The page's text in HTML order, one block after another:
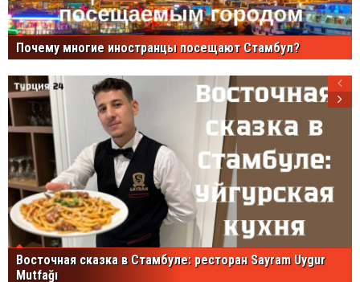
Почему многие иностранцы посещают Стамбул?
Восточная сказка в Стамбуле: ресторан Sayram Uygur
Mutfağı